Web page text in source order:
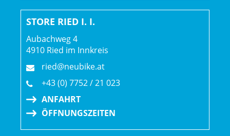
STORE RIED I. I.
Aubachweg 4
4910 Ried im Innkreis
ried@neubike.at
+43 (0) 7752 / 21 023
ANFAHRT
ÖFFNUNGSZEITEN